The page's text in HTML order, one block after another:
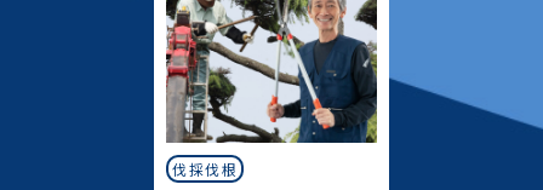
伐採伐根